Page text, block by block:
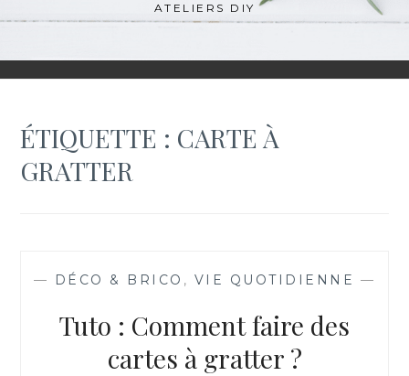
ATELIERS DIY
ÉTIQUETTE : CARTE À
GRATTER
— DÉCO & BRICO , VIE QUOTIDIENNE —
Tuto : Comment faire des
cartes à gratter ?